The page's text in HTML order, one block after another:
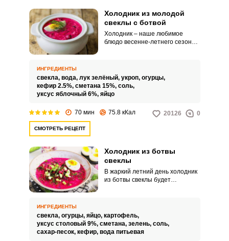
Холодник из молодой
свеклы с ботвой
Холодник – наше любимое
блюдо весенне-летнего сезона.
которая придает холоднику
более насыщенный вкус и
делает его консистенцию гуще.
ИНГРЕДИЕНТЫ
свекла, вода, лук зелёный, укроп, огурцы,
кефир 2.5%, сметана 15%, соль,
уксус яблочный 6%, яйцо
70 мин 75.8 кКал 20126 0
СМОТРЕТЬ РЕЦЕПТ
Холодник из ботвы
свеклы
В жаркий летний день холодник
из ботвы свеклы будет
летнее блюдо для
приготовления не требует
особых кулинарных навыков и
опыта, а главное – времени.
ИНГРЕДИЕНТЫ
свекла, огурцы, яйцо, картофель,
уксус столовый 9%, сметана, зелень, соль,
сахар-песок, кефир, вода питьевая